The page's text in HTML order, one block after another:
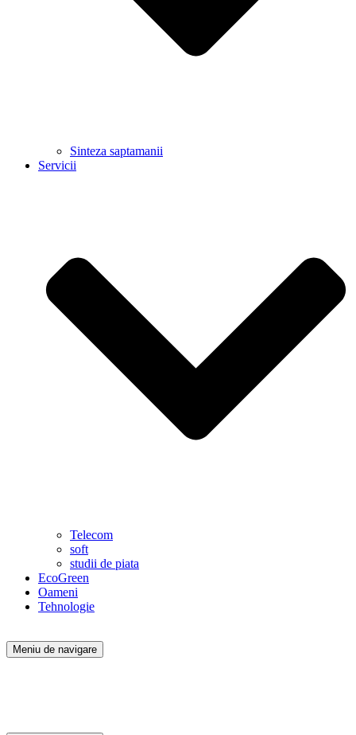
Sinteza saptamanii
Servicii
Telecom
soft
studii de piata
EcoGreen
Oameni
Tehnologie
Meniu de navigare